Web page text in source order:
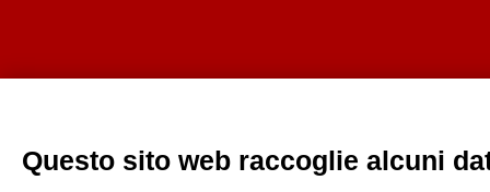
Questo sito web raccoglie alcuni